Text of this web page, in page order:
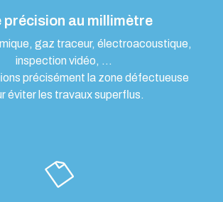
précision au millimètre
gaz traceur, électroacoustique,
inspection vidéo, …
précisément la zone défectueuse
éviter les travaux superflus.